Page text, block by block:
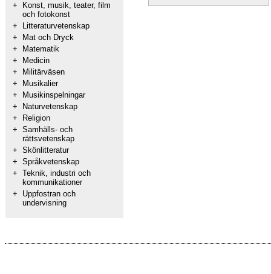
+
Konst, musik, teater, film
och fotokonst
+
Litteraturvetenskap
+
Mat och Dryck
+
Matematik
+
Medicin
+
Militärväsen
+
Musikalier
+
Musikinspelningar
+
Naturvetenskap
+
Religion
+ Samhälls- och
rättsvetenskap
+ Skönlitteratur
+ Språkvetenskap
+ Teknik, industri och
kommunikationer
+
Uppfostran och
undervisning